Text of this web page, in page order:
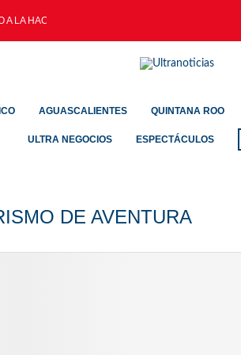
LA HACIENDA PÚBLICA...
AGUASCALIENTES QUINTANA ROO
ULTRA NEGOCIOS ESPECTÁCULOS
DE AVENTURA